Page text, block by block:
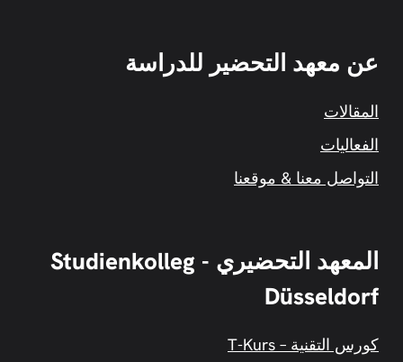
عن معهد التحضير للدراسة
المقالات
الفعاليات
التواصل معنا & موقعنا
المعهد التحضيري - Studienkolleg
Düsseldorf
كورس التقنية – T-Kurs